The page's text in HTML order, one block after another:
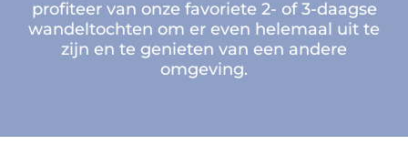
profiteer van onze favoriete 2- of 3-daagse
wandeltochten om er even helemaal uit te
zijn en te genieten van een andere
omgeving.